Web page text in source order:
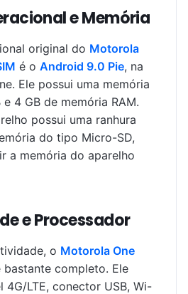
e Memória
original do Motorola
é o Android 9.0 Pie, na
Ele possui uma memória
4 GB de memória RAM.
possui uma ranhura
do tipo Micro-SD,
a memória do aparelho
e Processador
o Motorola One
bastante completo. Ele
4G/LTE, conector USB, Wi-